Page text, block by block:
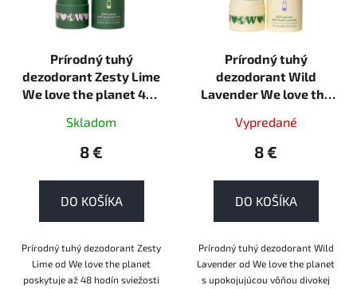
Prírodný tuhý
dezodorant Zesty Lime
We love the planet 40g
Skladom
8 €
DO KOŠÍKA
Prírodný tuhý dezodorant Zesty
Lime od We love the planet
poskytuje až 48 hodín sviežosti
Prírodný tuhý
dezodorant Wild
Lavender We love the
Vypredané
8 €
DO KOŠÍKA
Prírodný tuhý dezodorant Wild
Lavender od We love the planet
s upokojujúcou vôňou divokej